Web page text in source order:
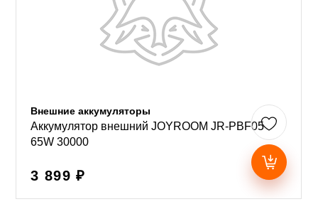
Внешние аккумуляторы
Аккумулятор внешний JOYROOM JR-PBF05
65W 30000
3 899 ₽